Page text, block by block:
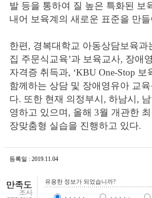
발 등을 통하여 질 높은 특화된 보
내어 보육계의 새로운 표준을 만
한편, 경복대학교 아동상담보육
집 주문식교육’과 보육교사, 장애
자격증 취득과, ‘KBU One-Stop
함께하는 상담 및 장애영유아 교
다. 또한 현재 의정부시, 하남시,
영하고 있으며, 올해 3월 개관한
장맞춤형 실습을 진행하고 있다.
등록일 : 2019.11.04조회수 : 14,923
유용한 정보가 되었습니까?